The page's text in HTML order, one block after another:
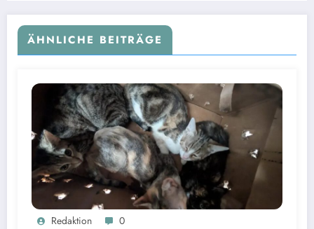
ÄHNLICHE BEITRÄGE
Redaktion 0